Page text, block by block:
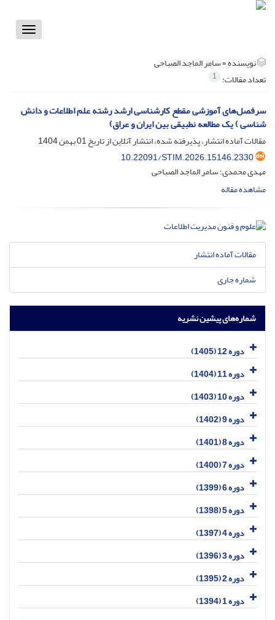
Toggle
نویسنده =سامر الماجد الصباحی
تعداد مقالات: 1
سرفصل‌های آموزشی مقطع کارشناسی ارشد رشته علم اطلاعات و دانش
شناسی ) یک مطالعه نطبیقی بین ایران و عراق)
مقالات آماده انتشار، پذیرفته شده، انتشار آنلاین از تاریخ01 بهمن 1404
10.22091/STIM.2026.15146.2330
مهدی محمدی؛ سامر الماجد الصباحی
مشاهده مقاله
مقالات آماده انتشار
شماره جاری
شماره‌های پیشین نشریه
دوره 12 (1405)
دوره 11 (1404)
دوره 10 (1403)
دوره 9 (1402)
دوره 8 (1401)
دوره 7 (1400)
دوره 6 (1399)
دوره 5 (1398)
دوره 4 (1397)
دوره 3 (1396)
دوره 2 (1395)
دوره 1 (1394)